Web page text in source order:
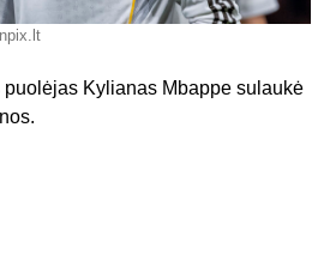
puolėjas Kylianas Mbappe sulaukė